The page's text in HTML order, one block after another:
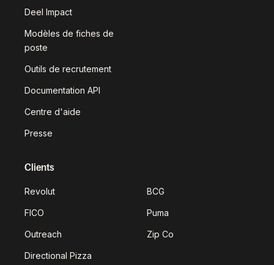
Deel Impact
Modèles de fiches de
poste
Outils de recrutement
Documentation API
Centre d'aide
Presse
Clients
Revolut BCG
FICO Puma
Outreach Zip Co
Directional Pizza